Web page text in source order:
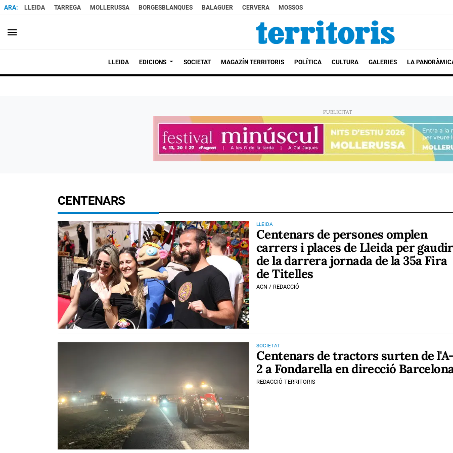
LLEIDA TARREGA MOLLERUSSA BORGESBLANQUES BALAGUER CERVERA MOSSOS
menu
LLEIDA EDICIONS SOCIETAT MAGAZÍN TERRITORIS POLÍTICA CULTURA GALERIES LA
CENTENARS
LLEIDA
Centenars de persones omplen
carrers i places de Lleida per gaudir
de la darrera jornada de la 35a Fira
de Titelles
ACN / REDACCIÓ
SOCIETAT
Centenars de tractors surten de
2 a Fondarella en direcció
REDACCIÓ TERRITORIS